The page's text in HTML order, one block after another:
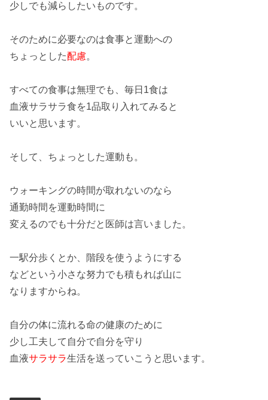
少しでも減らしたい ものです。
そのために必要なのは食事と運動への
ちょっとした配慮。
すべての食事は無理でも、 毎日1食は
血液サラサラ食を1品取り入れてみると
いいと思います。
そして、ちょっとした運動 も。
ウォーキングの時間が取れないのなら
通勤時間 を運動時間に
変えるのでも十分だと医師は言いました。
一駅分歩く とか、 階段を使う ようにする
などという 小さな努力でも積もれば山に
なりますからね。
自分の体に流れる命の健康のために
少し工夫 して自分で自分を守り
血液サラサラ生活を送っていこうと思います。